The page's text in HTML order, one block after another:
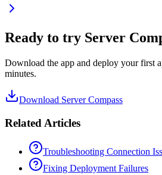
Ready to try Server
Download the app and deploy your first
minutes.
Download Server Compass
Related Articles
Troubleshooting Connection
Fixing Deployment Failures